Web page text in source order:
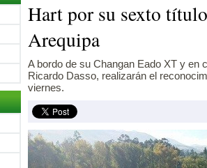
Hart por su sexto
Arequipa
A bordo de su Changan Eado XT y en
Ricardo Dasso, realizarán el
viernes.